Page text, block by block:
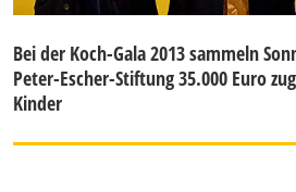
Bei der Koch-Gala 2013 sammeln
Peter-Escher-Stiftung 35.000 Euro
Kinder